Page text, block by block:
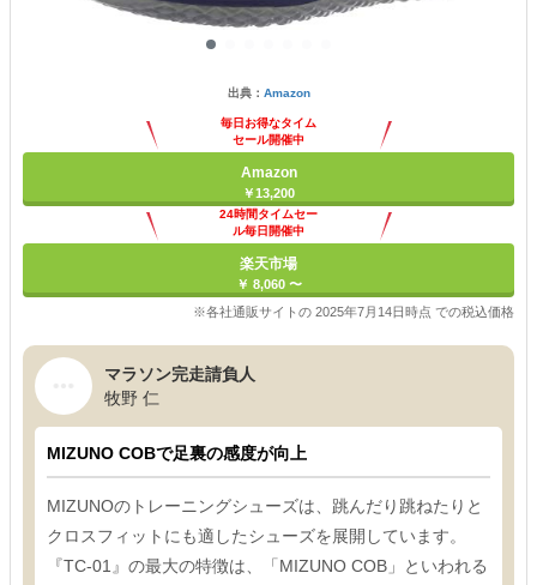
出典： Amazon
毎日お得なタイム
セール開催中
Amazon
￥13,200
24時間タイムセー
ル毎日開催中
楽天市場
￥ 8,060 〜
※各社通販サイトの 2025年7月14日時点 での税込価格
マラソン完走請負人
牧野 仁
MIZUNO COBで足裏の感度が向上
MIZUNOのトレーニングシューズは、跳んだり跳ねたりと
クロスフィットにも適したシューズを展開しています。
『TC-01』の最大の特徴は、「MIZUNO COB」といわれる